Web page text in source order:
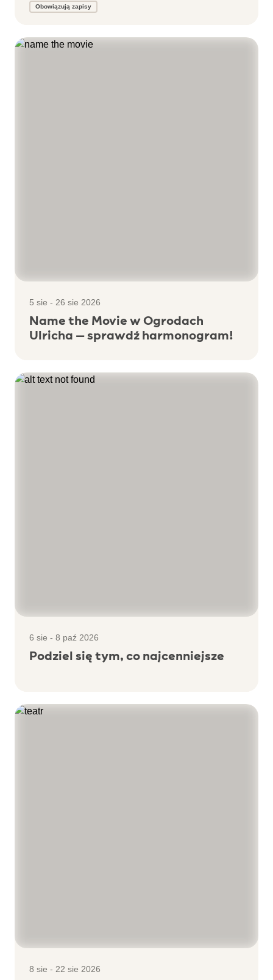
Obowiązują zapisy
5 sie - 26 sie 2026
Name the Movie w Ogrodach
Ulricha – sprawdź harmonogram!
6 sie - 8 paź 2026
Podziel się tym, co najcenniejsze
8 sie - 22 sie 2026